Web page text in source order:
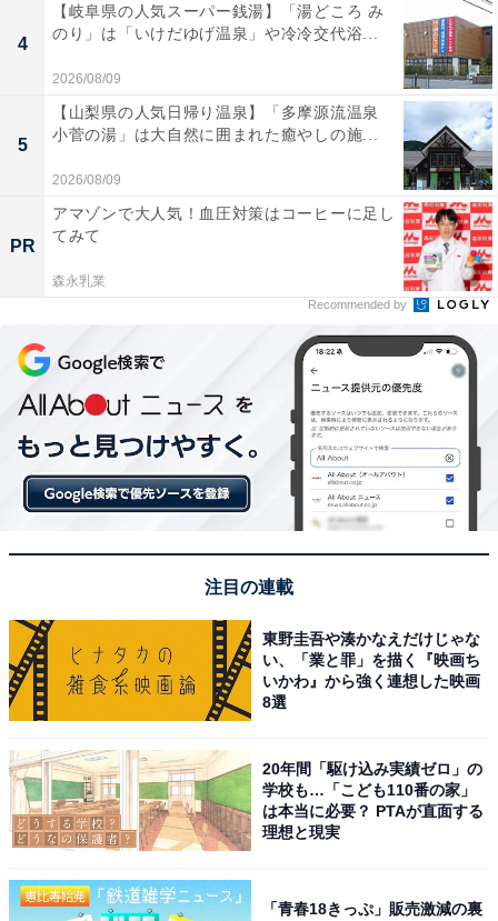
4
【岐阜県の人気スーパー銭湯】「湯どころ み
のり」は「いけだゆげ温泉」や冷冷交代浴...
2026/08/09
5
【山梨県の人気日帰り温泉】「多摩源流温泉
小菅の湯」は大自然に囲まれた癒やしの施...
2026/08/09
PR
アマゾンで大人気！血圧対策はコーヒーに足し
てみて
森永乳業
Recommended by
注目の連載
東野圭吾や湊かなえだけじゃな
い、「業と罪」を描く『映画ち
いかわ』から強く連想した映画
8選
20年間「駆け込み実績ゼロ」の
学校も…「こども110番の家」
は本当に必要？ PTAが直面する
理想と現実
「青春18きっぷ」販売激減の裏